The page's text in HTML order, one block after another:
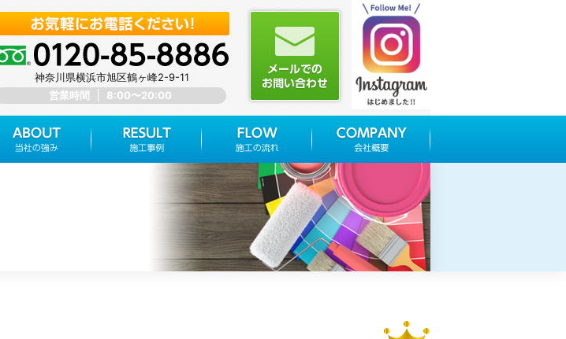
神奈川県横浜市旭区鶴ヶ峰2-9-11
営業時間
8:00〜20:00